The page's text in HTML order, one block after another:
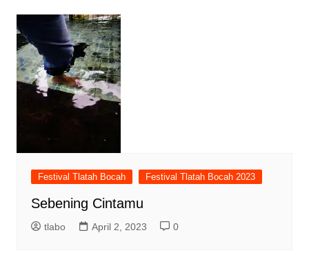
Festival Tlatah Bocah Festival Tlatah Bocah 2023
Sebening Cintamu
tlabo April 2, 2023 0